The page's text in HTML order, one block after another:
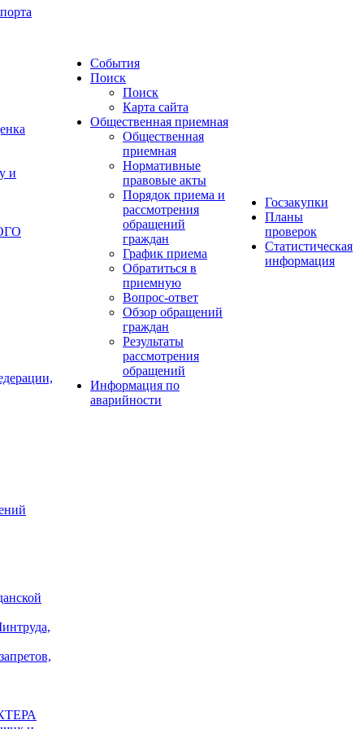
и
События
Поиск
Поиск
Карта сайта
Общественная приемная
Общественная
приемная
Нормативные
правовые акты
Порядок приема и
рассмотрения
обращений
граждан
График приема
Обратиться в
приемную
Вопрос-ответ
Обзор обращений
граждан
Результаты
рассмотрения
обращений
Информация по
аварийности
Госзакупки
Планы
проверок
Статистическая
информация